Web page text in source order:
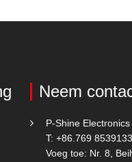
Neem
P-Shine
T: +86.769
Voeg toe: Nr. 8,